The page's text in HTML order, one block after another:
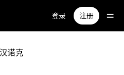
登录 注册
诺克